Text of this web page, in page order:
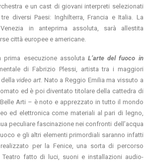
e un cast di giovani interpreti selezionati
diversi Paesi: Inghilterra, Francia e Italia. La
in anteprima assoluta, sarà allestita
città europee e americane.
prima esecuzione assoluta L’arte del fuoco in
di Fabrizio Plessi, artista tra i maggiori
dellavideo art. Nato a Reggio Emilia ma vissuto a
ed è poi diventato titolare della cattedra di
Arti – è noto e apprezzato in tutto il mondo
ed elettronica come materiali al pari di legno,
peculiare fascinazione nei confronti dell’acqua
e gli altri elementi primordiali saranno infatti
per la Fenice, una sorta di percorso
Teatro fatto di luci, suoni e installazioni audio-